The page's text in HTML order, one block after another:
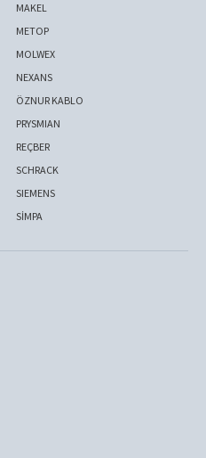
MAKEL
METOP
MOLWEX
NEXANS
ÖZNUR KABLO
PRYSMIAN
REÇBER
SCHRACK
SIEMENS
SİMPA